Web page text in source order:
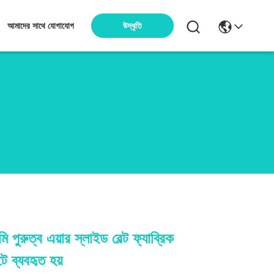
আমাদের সাথে যোগাযোগ উদ্ধৃতি
পুরুত্ব এয়ার স্লাইড বেল্ট ফ্যাব্রিক
ব্যবহৃত হয়